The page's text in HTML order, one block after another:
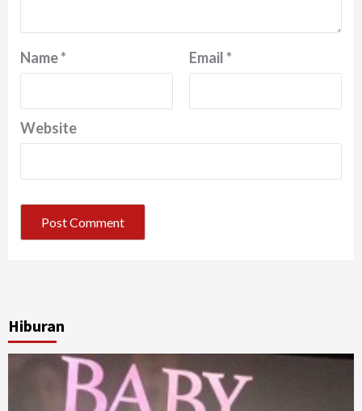
Name* Email*
Website
Hiburan